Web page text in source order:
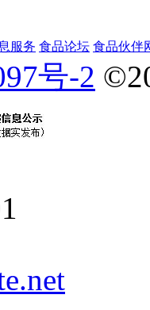
服务 食品论坛 食品伙伴
号-2